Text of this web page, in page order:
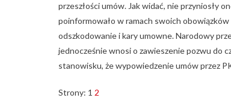
przeszłości umów. Jak widać, nie przyniosły
poinformowało w ramach swoich
odszkodowanie i kary umowne. Narodowy
jednocześnie wnosi o zawieszenie pozwu do
stanowisku, że wypowiedzenie umów przez
Strony: 1 2